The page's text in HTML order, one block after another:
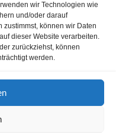
wir Technologien wie
und/oder darauf
können wir Daten
dieser Website verarbeiten.
zurückziehst, können
werden.